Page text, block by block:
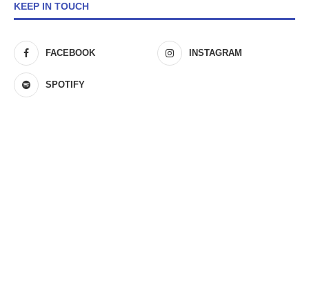
KEEP IN TOUCH
FACEBOOK INSTAGRAM
SPOTIFY